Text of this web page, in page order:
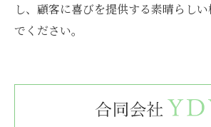
し、顧客に喜びを提供する素晴らし
でください。